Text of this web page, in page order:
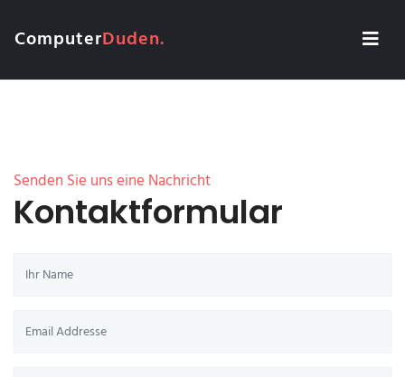
ComputerDuden.
Senden Sie uns eine Nachricht
Kontaktformular